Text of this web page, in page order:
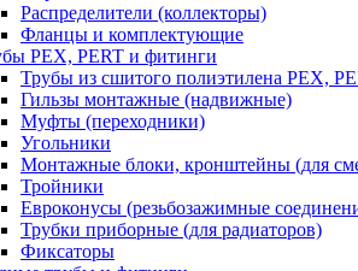
Распределители (коллекторы)
Фланцы и комплектующие
PEX, PERT и фитинги
Трубы из сшитого полиэтилена PEX,
Гильзы монтажные (надвижные)
Муфты (переходники)
Угольники
Монтажные блоки, кронштейны (для
Тройники
Евроконусы (резьбозажимные
Трубки приборные (для радиаторов)
Фиксаторы